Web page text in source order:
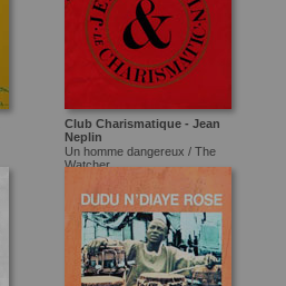
Club Charismatique - Jean
Neplin
Un homme dangereux / The
Watcher